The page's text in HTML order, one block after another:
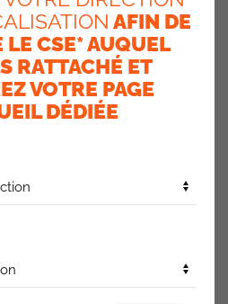
du décret aboutit à une
pension, la garantie du contrat
du décret de février 2022 sur
du décret fait totalement
31 décembre 2023. Après
qui remettent en cause
à la source du problème.
AFIN DE
CSE* AUQUEL
RATTACHÉ ET
VOTRE PAGE
DÉDIÉE